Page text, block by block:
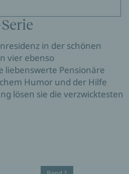
in der schönen
vier ebenso
liebenswerte Pensionäre
Humor und der Hilfe
lösen sie die verzwicktesten